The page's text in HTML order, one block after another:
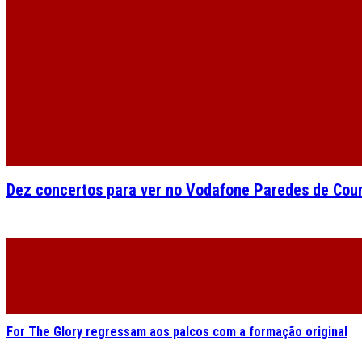
Dez concertos para ver no Vodafone Paredes de
For The Glory regressam aos palcos com a formação original